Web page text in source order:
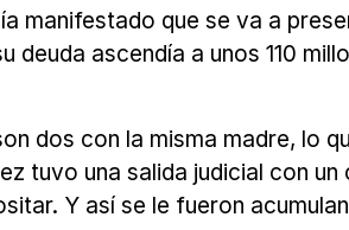
manifestado que se va a
ascendía a unos 110
dos con la misma madre, lo
tuvo una salida judicial con
Y así se le fueron